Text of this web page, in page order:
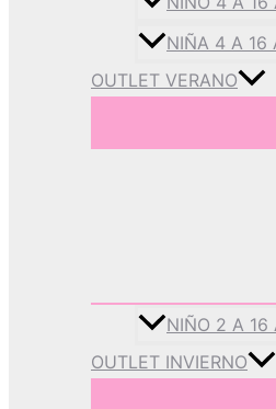
NIÑA 4 A 16
OUTLET VERANO
NIÑO 2 A 16
OUTLET INVIERNO